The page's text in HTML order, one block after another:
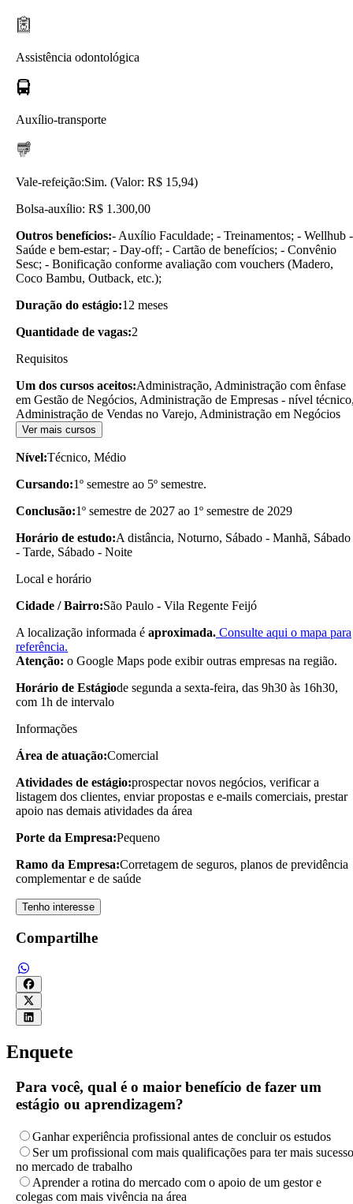
Assistência odontológica
Auxílio-transporte
Vale-refeição:Sim. (Valor: R$ 15,94)
Bolsa-auxílio: R$ 1.300,00
Outros benefícios:- Auxílio Faculdade; - Treinamentos; - Wellhub -
Saúde e bem-estar; - Day-off; - Cartão de benefícios; - Convênio
Sesc; - Bonificação conforme avaliação com vouchers (Madero,
Coco Bambu, Outback, etc.);
Duração do estágio:12 meses
Quantidade de vagas:2
Requisitos
Um dos cursos aceitos:Administração, Administração com ênfase
em Gestão de Negócios, Administração de Empresas - nível
Administração de Vendas no Varejo, Administração em Negócios
Ver mais cursos
Nível:Técnico, Médio
Cursando:1º semestre ao 5º semestre.
Conclusão:1º semestre de 2027 ao 1º semestre de 2029
Horário de estudo:A distância, Noturno, Sábado - Manhã, Sábado
- Tarde, Sábado - Noite
Local e horário
Cidade / Bairro:São Paulo - Vila Regente Feijó
A localização informada é aproximada. Consulte aqui o mapa para
referência.
Atenção: o Google Maps pode exibir outras empresas na região.
Horário de Estágiode segunda a sexta-feira, das 9h30 às 16h30,
com 1h de intervalo
Informações
Área de atuação:Comercial
Atividades de estágio:prospectar novos negócios, verificar a
listagem dos clientes, enviar propostas e e-mails comerciais, prestar
apoio nas demais atividades da área
Porte da Empresa:Pequeno
Ramo da Empresa:Corretagem de seguros, planos de previdência
complementar e de saúde
Tenho interesse
Compartilhe
Enquete
Para você, qual é o maior benefício de fazer um
estágio ou aprendizagem?
Ganhar experiência profissional antes de concluir os estudos
Ser um profissional com mais qualificações para ter mais sucesso
no mercado de trabalho
Aprender a rotina do mercado com o apoio de um gestor e
colegas com mais vivência na área